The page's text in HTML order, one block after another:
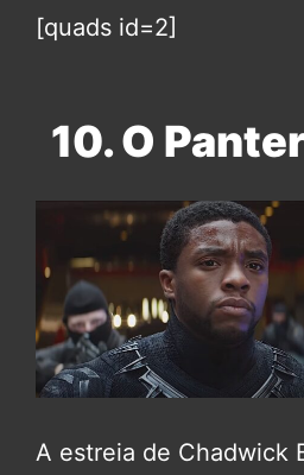
[quads id=2]
10. O
A estreia de Chadwick